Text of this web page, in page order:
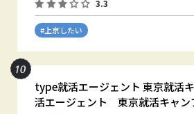
3.3
#上京したい
type就活エージェント 東京就活キ
活エージェント 東京就活キャン